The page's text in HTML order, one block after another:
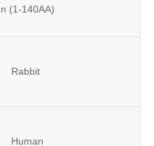
n (1-140AA)
Rabbit
Human